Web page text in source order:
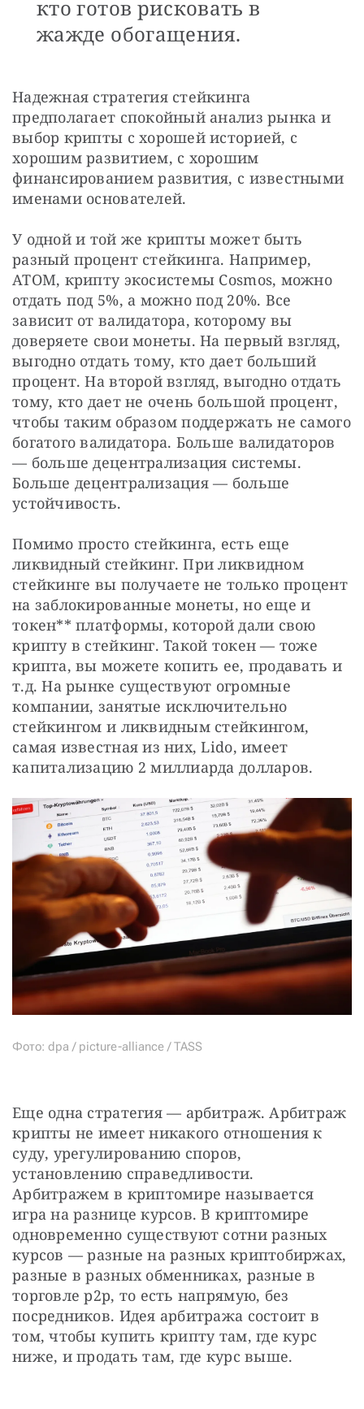
кто готов рисковать в
жажде обогащения.
Надежная стратегия стейкинга
предполагает спокойный анализ рынка и
выбор крипты с хорошей историей, с
хорошим развитием, с хорошим
финансированием развития, с известными
именами основателей.
У одной и той же крипты может быть
разный процент стейкинга. Например,
ATOM, крипту экосистемы Cosmos, можно
отдать под 5%, а можно под 20%. Все
зависит от валидатора, которому вы
доверяете свои монеты. На первый взгляд,
выгодно отдать тому, кто дает больший
процент. На второй взгляд, выгодно отдать
тому, кто дает не очень большой процент,
чтобы таким образом поддержать не самого
богатого валидатора. Больше валидаторов
— больше децентрализация системы.
Больше децентрализация — больше
устойчивость.
Помимо просто стейкинга, есть еще
ликвидный стейкинг. При ликвидном
стейкинге вы получаете не только процент
на заблокированные монеты, но еще и
токен** платформы, которой дали свою
крипту в стейкинг. Такой токен — тоже
крипта, вы можете копить ее, продавать и
т.д. На рынке существуют огромные
компании, занятые исключительно
стейкингом и ликвидным стейкингом,
самая известная из них, Lido, имеет
капитализацию 2 миллиарда долларов.
Фото: dpa / picture-alliance / TASS
Еще одна стратегия — арбитраж. Арбитраж
крипты не имеет никакого отношения к
суду, урегулированию споров,
установлению справедливости.
Арбитражем в криптомире называется
игра на разнице курсов. В криптомире
одновременно существуют сотни разных
курсов — разные на разных криптобиржах,
разные в разных обменниках, разные в
торговле p2p, то есть напрямую, без
посредников. Идея арбитража состоит в
том, чтобы купить крипту там, где курс
ниже, и продать там, где курс выше.